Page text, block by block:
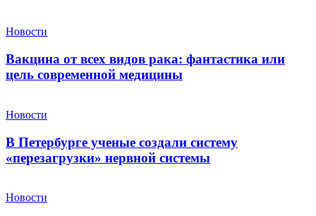
Новости
Вакцина от всех видов рака: фантастика или
цель современной медицины
Новости
В Петербурге ученые создали систему
«перезагрузки» нервной системы
Новости